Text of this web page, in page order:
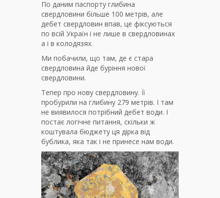
По даним паспорту глибина
свердловини більше 100 метрів, але
дебет свердловин впав, це фіксуються
по всій Україн і не лише в свердловинах
а і в колодязях.
Ми побачили, що там, де є стара
свердловина йде буріння нової
свердловини.
Тепер про нову свердловину. Її
пробурили на глибину 279 метрів. І там
не виявилося потрібний дебет води. І
постає логічне питання, скільки ж
коштувала бюджету ця дірка від
бублика, яка так і не принесе нам води.